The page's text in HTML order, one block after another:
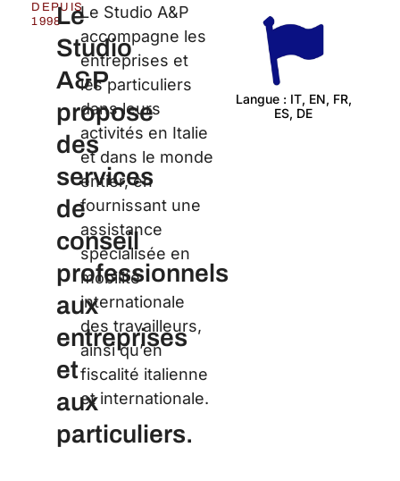
DEPUIS
1998Le
Studio
A&P
propose
des
services
de
conseil
professionnels
aux
entreprises
et
aux
particuliers.
Le Studio A&P
accompagne les
entreprises et
les particuliers
dans leurs
activités en Italie
et dans le monde
entier, en
fournissant une
assistance
spécialisée en
mobilité
internationale
des travailleurs,
ainsi qu’en
fiscalité italienne
et internationale.
Langue : IT, EN, FR,
ES, DE